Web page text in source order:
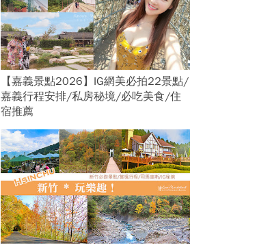
【嘉義景點2026】IG網美必拍22景點/
嘉義行程安排/私房秘境/必吃美食/住
宿推薦